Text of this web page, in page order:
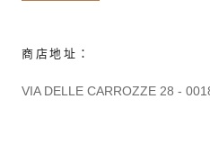
商店地址：
VIA DELLE CARROZZE 28 -